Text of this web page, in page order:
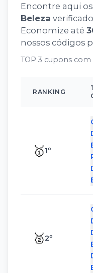
Encontre aqui
Beleza
Economize até
nossos códigos
TOP 3 cupons
RANKING
🥇1º
🥈2º